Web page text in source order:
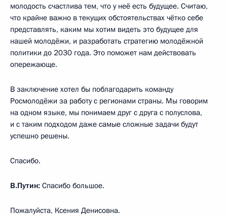
молодость счастлива тем, что у неё есть будущее. Считаю,
что крайне важно в текущих обстоятельствах чётко себе
представлять, каким мы хотим видеть это будущее для
нашей молодёжи, и разработать стратегию молодёжной
политики до 2030 года. Это поможет нам действовать
опережающе.
В заключение хотел бы поблагодарить команду
Росмолодёжи за работу с регионами страны. Мы говорим
на одном языке, мы понимаем друг с друга с полуслова,
и с таким подходом даже самые сложные задачи будут
успешно решены.
Спасибо.
В.Путин: Спасибо большое.
Пожалуйста, Ксения Денисовна.